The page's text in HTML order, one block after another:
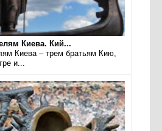
Киева. Кий...
Киева – трем братьям Кию,
и...